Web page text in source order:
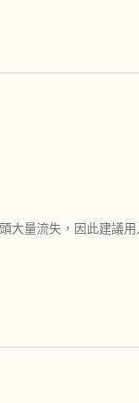
大量流失，因此建議